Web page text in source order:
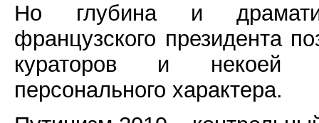
Но глубина и
французского президента
кураторов и некоей
персонального характера.